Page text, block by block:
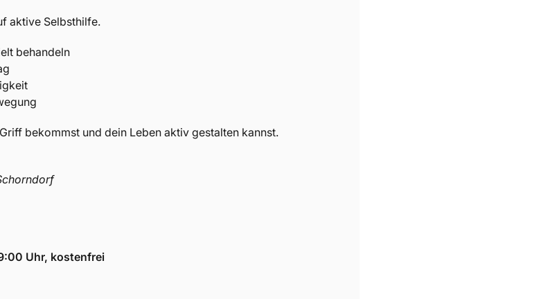
aktive Selbsthilfe.
behandeln
bekommst und dein Leben aktiv gestalten kannst.
Uhr, kostenfrei